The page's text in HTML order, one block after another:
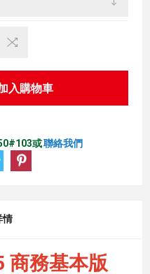
入購物車
或聯絡我們
情
務基本版